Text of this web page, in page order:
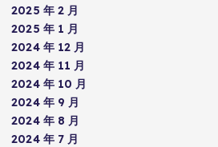
2025 年 2 月
2025 年 1 月
2024 年 12 月
2024 年 11 月
2024 年 10 月
2024 年 9 月
2024 年 8 月
2024 年 7 月